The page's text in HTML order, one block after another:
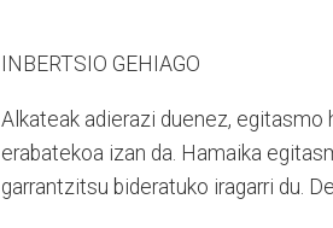
INBERTSIO GEHIAGO
Alkateak adierazi duenez,
erabatekoa izan da. Hamaika
garrantzitsu bideratuko iragarri du.